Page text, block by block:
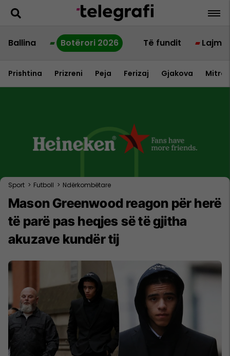
Ballina Botërori 2026 Të fundit Lajme
Prishtina Prizreni Peja Ferizaj Gjakova
Sport > Futboll > Ndërkombëtare
Mason Greenwood reagon për herë
të parë pas heqjes së të gjitha
akuzave kundër tij